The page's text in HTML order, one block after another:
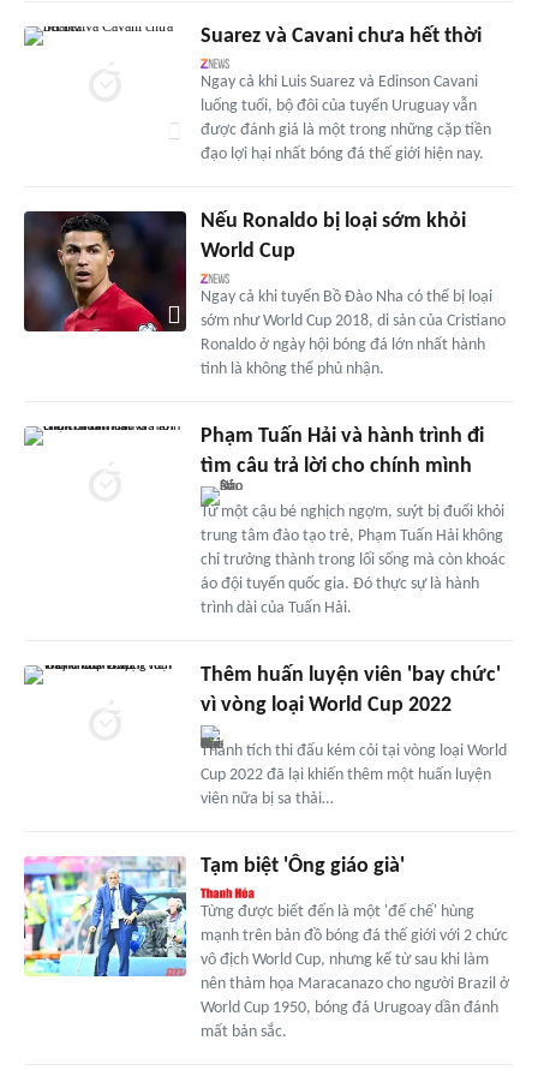
Suarez và Cavani chưa hết thời
Ngay cả khi Luis Suarez và Edinson Cavani
luống tuổi, bộ đôi của tuyển Uruguay vẫn
được đánh giá là một trong những cặp tiền
đạo lợi hại nhất bóng đá thế giới hiện nay.
Nếu Ronaldo bị loại sớm khỏi
World Cup
Ngay cả khi tuyển Bồ Đào Nha có thể bị loại
sớm như World Cup 2018, di sản của Cristiano
Ronaldo ở ngày hội bóng đá lớn nhất hành
tinh là không thể phủ nhận.
Phạm Tuấn Hải và hành trình đi
tìm câu trả lời cho chính mình
Từ một cậu bé nghịch ngợm, suýt bị đuổi khỏi
trung tâm đào tạo trẻ, Phạm Tuấn Hải không
chỉ trưởng thành trong lối sống mà còn khoác
áo đội tuyển quốc gia. Đó thực sự là hành
trình dài của Tuấn Hải.
Thêm huấn luyện viên 'bay chức'
vì vòng loại World Cup 2022
Thành tích thi đấu kém cỏi tại vòng loại World
Cup 2022 đã lại khiến thêm một huấn luyện
viên nữa bị sa thải…
Tạm biệt 'Ông giáo già'
Từng được biết đến là một 'đế chế' hùng
mạnh trên bản đồ bóng đá thế giới với 2 chức
vô địch World Cup, nhưng kể từ sau khi làm
nên thảm họa Maracanazo cho người Brazil ở
World Cup 1950, bóng đá Urugoay dần đánh
mất bản sắc.